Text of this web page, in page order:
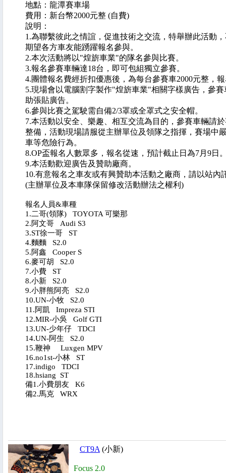
地點：龍潭賽車場
費用：新台幣2000元整 (自費)
說明：
1.為聯繫彼此之情誼，促進技術之交流，特舉辦此活動
期望各方車友能踴躍報名參與。
2.本次活動將以"煌旂車業"的隊名參與比賽。
3.報名參賽車輛達18台，即可包組獨立參賽。
4.團體報名費經折扣優惠後，為每台參賽車2000元整，
5.現場會以電腦割字製作"煌旂車業"相關字樣廣告，參
助張貼廣告。
6.參與比賽之駕駛需自備2/3罩或全罩式之安全帽。
7.本活動以安全、樂趣、相互交流為目的，參賽車輛請
整備，活動現場請服從主辦單位及領隊之指揮，賽場中
車等危險行為。
8.OP盃報名人數眾多，報名從速，預計截止日為7月9日
9.本活動歡迎廣告及贊助廠商。
10.有意報名之車友或有興贊助本活動之廠商，請以站內
(主辦單位及本車隊保留修改活動辦法之權利)
報名人員&車種
1.二哥(領隊) TOYOTA 可樂那
2.阿文哥 Audi S3
3.ST徐一哥 ST
4.麵麵 S2.0
5.阿鑫 Cooper S
6.麥可胡 S2.0
7.小費 ST
8.小新 S2.0
9.小胖熊阿亮 S2.0
10.UN-小牧 S2.0
11.阿凱 Impreza STI
12.MIR-小吳 Golf GTI
13.UN-少年仔 TDCI
14.UN-阿生 S2.0
15.鞭神 Luxgen MPV
16.no1st-小林 ST
17.indigo TDCI
18.hsiang ST
備1.小費朋友 K6
備2.馬克 WRX
CT9A (小新)
Focus 2.0